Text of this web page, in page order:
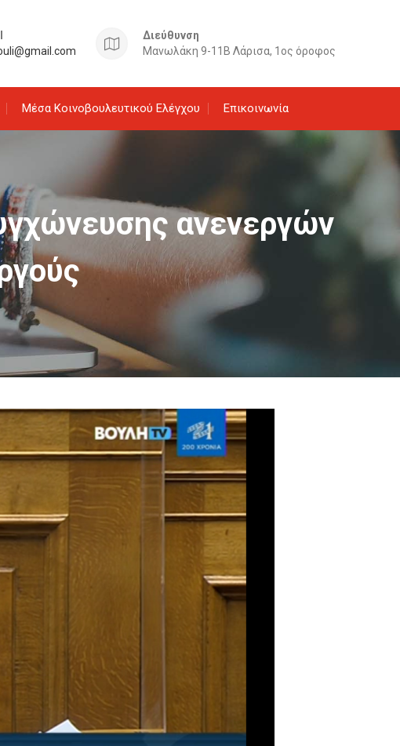
Διεύθυνση
Μανωλάκη 9-11Β Λάρισα, 1ος όροφος
Μέσα Κοινοβουλευτικού Ελέγχου Επικοινωνία
ανενεργών